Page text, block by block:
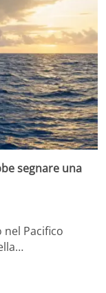
segnare una
Pacifico